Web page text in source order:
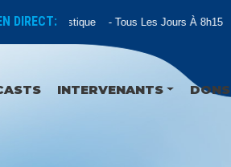
DIRECT:
Lecture Patristique Tous Les Jours À 8h15
INTERVENANTS DONS